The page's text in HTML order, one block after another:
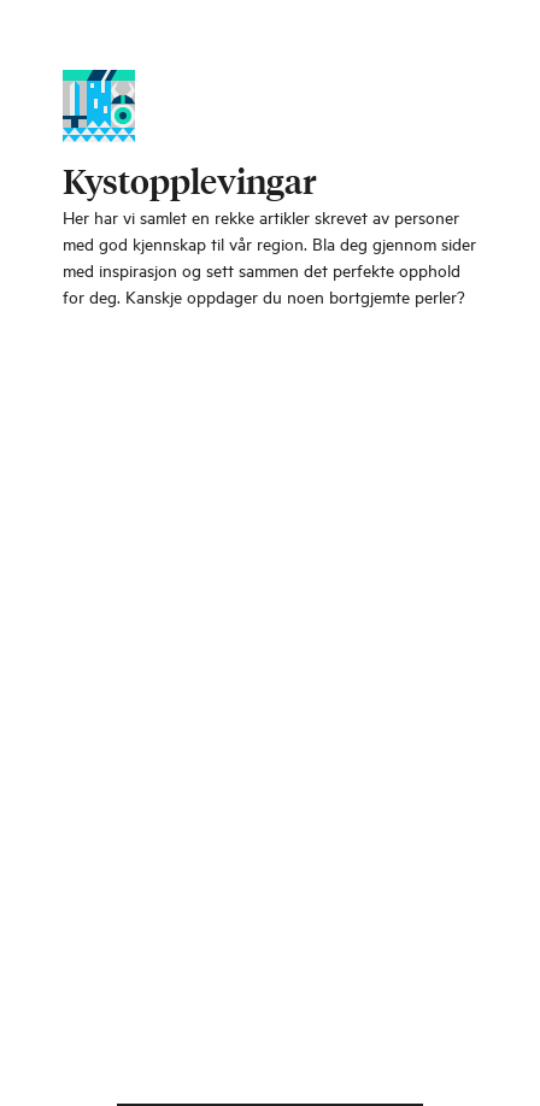
Kystopplevingar
Her har vi samlet en rekke artikler skrevet av personer
med god kjennskap til vår region. Bla deg gjennom sider
med inspirasjon og sett sammen det perfekte opphold
for deg. Kanskje oppdager du noen bortgjemte perler?